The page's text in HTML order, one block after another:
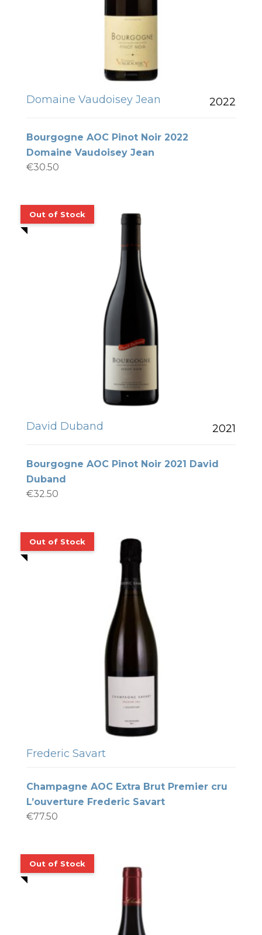
Domaine Vaudoisey Jean 2022
Bourgogne AOC Pinot Noir 2022
Domaine Vaudoisey Jean
€30.50
David Duband 2021
Bourgogne AOC Pinot Noir 2021 David
Duband
€32.50
Frederic Savart
Champagne AOC Extra Brut Premier cru
L’ouverture Frederic Savart
€77.50